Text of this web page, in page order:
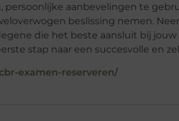
persoonlijke aanbevelingen te
beslissing nemen.
die het beste aansluit bij
stap naar een succesvolle en
examen-reserveren/